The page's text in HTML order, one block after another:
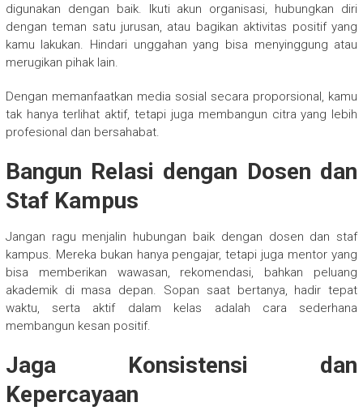
digunakan dengan baik. Ikuti akun organisasi, hubungkan diri
dengan teman satu jurusan, atau bagikan aktivitas positif yang
kamu lakukan. Hindari unggahan yang bisa menyinggung atau
merugikan pihak lain.
Dengan memanfaatkan media sosial secara proporsional, kamu
tak hanya terlihat aktif, tetapi juga membangun citra yang lebih
profesional dan bersahabat.
Bangun Relasi dengan Dosen dan
Staf Kampus
Jangan ragu menjalin hubungan baik dengan dosen dan staf
kampus. Mereka bukan hanya pengajar, tetapi juga mentor yang
bisa memberikan wawasan, rekomendasi, bahkan peluang
akademik di masa depan. Sopan saat bertanya, hadir tepat
waktu, serta aktif dalam kelas adalah cara sederhana
membangun kesan positif.
Jaga Konsistensi dan
Kepercayaan